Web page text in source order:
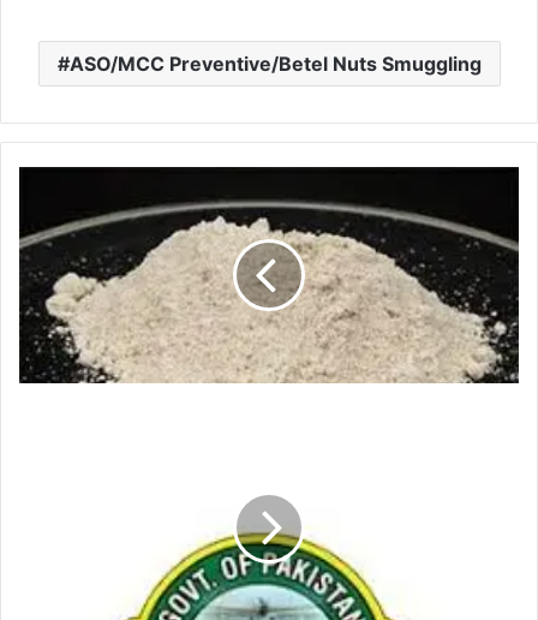
ASO/MCC Preventive/Betel Nuts Smuggling